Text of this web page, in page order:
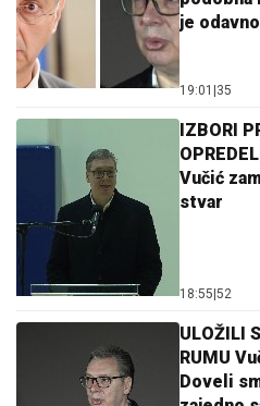
je
19:01 |35
IZBORI
Vučić
stvar
18:55|52
ULOŽILI
RUMU
Doveli